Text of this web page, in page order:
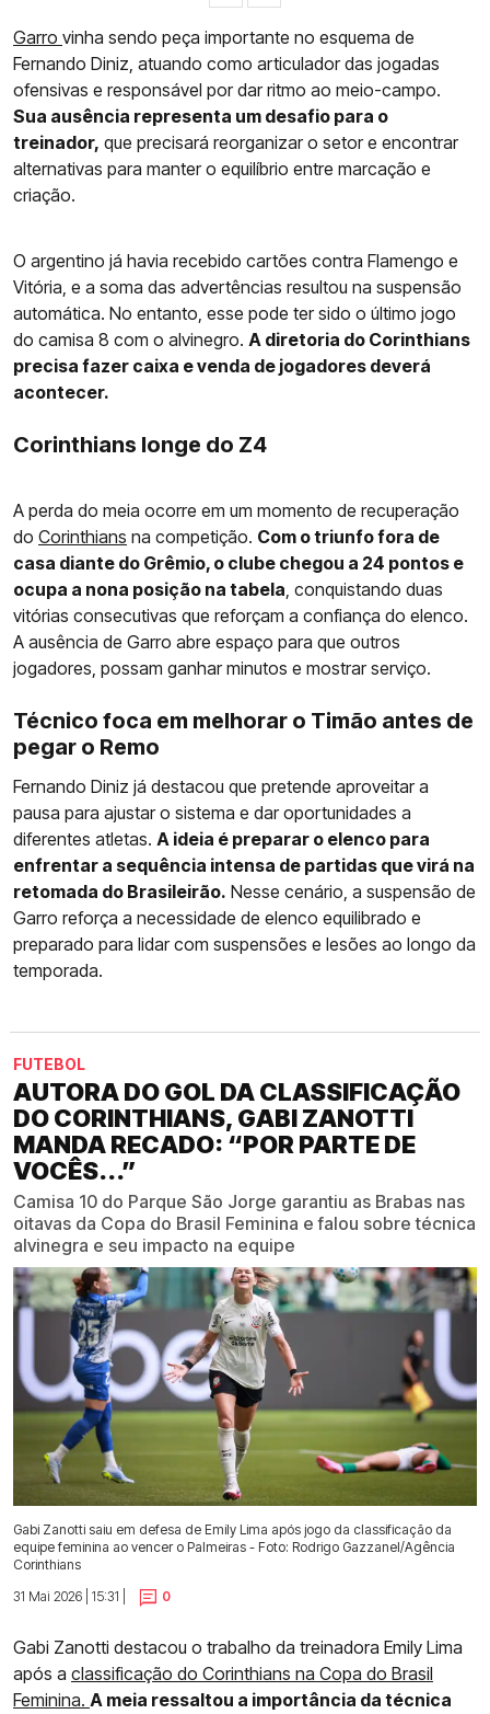
Garro vinha sendo peça importante no esquema de
Fernando Diniz, atuando como articulador das jogadas
ofensivas e responsável por dar ritmo ao meio-campo.
Sua ausência representa um desafio para o
treinador, que precisará reorganizar o setor e encontrar
alternativas para manter o equilíbrio entre marcação e
criação.
O argentino já havia recebido cartões contra Flamengo e
Vitória, e a soma das advertências resultou na suspensão
automática. No entanto, esse pode ter sido o último jogo
do camisa 8 com o alvinegro. A diretoria do Corinthians
precisa fazer caixa e venda de jogadores deverá
acontecer.
Corinthians longe do Z4
A perda do meia ocorre em um momento de recuperação
do Corinthians na competição. Com o triunfo fora de
casa diante do Grêmio, o clube chegou a 24 pontos e
ocupa a nona posição na tabela , conquistando duas
vitórias consecutivas que reforçam a confiança do elenco.
A ausência de Garro abre espaço para que outros
jogadores, possam ganhar minutos e mostrar serviço.
Técnico foca em melhorar o Timão antes de
pegar o Remo
Fernando Diniz já destacou que pretende aproveitar a
pausa para ajustar o sistema e dar oportunidades a
diferentes atletas. A ideia é preparar o elenco para
enfrentar a sequência intensa de partidas que virá na
retomada do Brasileirão. Nesse cenário, a suspensão de
Garro reforça a necessidade de elenco equilibrado e
preparado para lidar com suspensões e lesões ao longo da
temporada.
FUTEBOL
AUTORA DO GOL DA CLASSIFICAÇÃO
DO CORINTHIANS, GABI ZANOTTI
MANDA RECADO: “POR PARTE DE
VOCÊS...”
Camisa 10 do Parque São Jorge garantiu as Brabas nas
oitavas da Copa do Brasil Feminina e falou sobre técnica
alvinegra e seu impacto na equipe
Gabi Zanotti saiu em defesa de Emily Lima após jogo da classificação da
equipe feminina ao vencer o Palmeiras - Foto: Rodrigo Gazzanel/Agência
Corinthians
31 Mai 2026 | 15:31 |
0
Gabi Zanotti destacou o trabalho da treinadora Emily Lima
após a classificação do Corinthians na Copa do Brasil
Feminina. A meia ressaltou a importância da técnica